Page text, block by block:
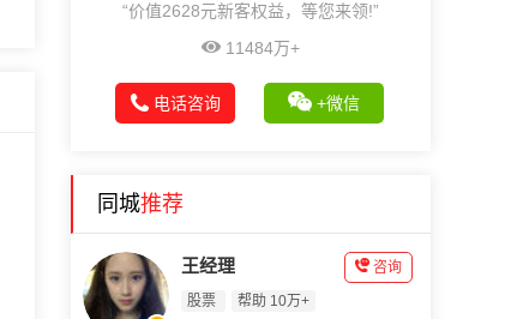
“价值2628元新客权益，等您来领!”
11484万+
电话咨询 +微信
同城推荐
王经理
股票 帮助 10万+
咨询